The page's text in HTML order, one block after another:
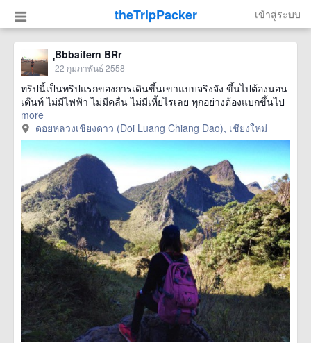
theTripPacker เข้าสู่ระบบ
ฺฺBbbaifern BRr
22 กุมภาพันธ์ 2558
ทริปนี้เป็นทริปแรกของการเดินขึ้นเขาแบบจริงจัง ขึ้นไปต้องนอน
เต๊นท์ ไม่มีไฟฟ้า ไม่มีคลื่น ไม่มีเหี้ยไรเลย ทุกอย่างต้องแบกขึ้นไป
more
ดอยหลวงเชียงดาว (Doi Luang Chiang Dao), เชียงใหม่